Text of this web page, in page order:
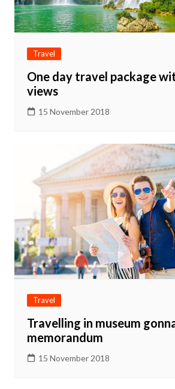
Travel
One day travel package
views
15 November 2018
Travel
Travelling in museum
memorandum
15 November 2018